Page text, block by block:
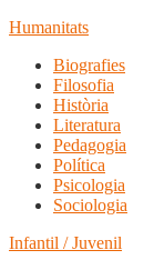
Humanitats
Biografies
Filosofia
Història
Literatura
Pedagogia
Política
Psicologia
Sociologia
Infantil / Juvenil